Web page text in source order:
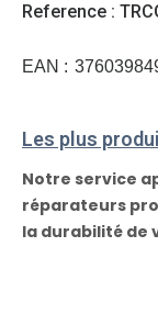
Reference :
EAN :
Les plus
Notre service
réparateurs
la durabilité de